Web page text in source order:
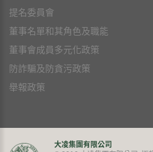
提名委員會
董事名單和其角色及職能
董事會成員多元化政策
防詐騙及防貪污政策
舉報政策
大凌集團有限公司